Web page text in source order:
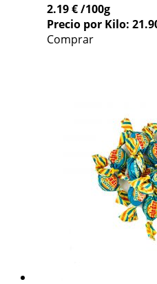
2.19 €/100g
Precio por Kilo:
Comprar